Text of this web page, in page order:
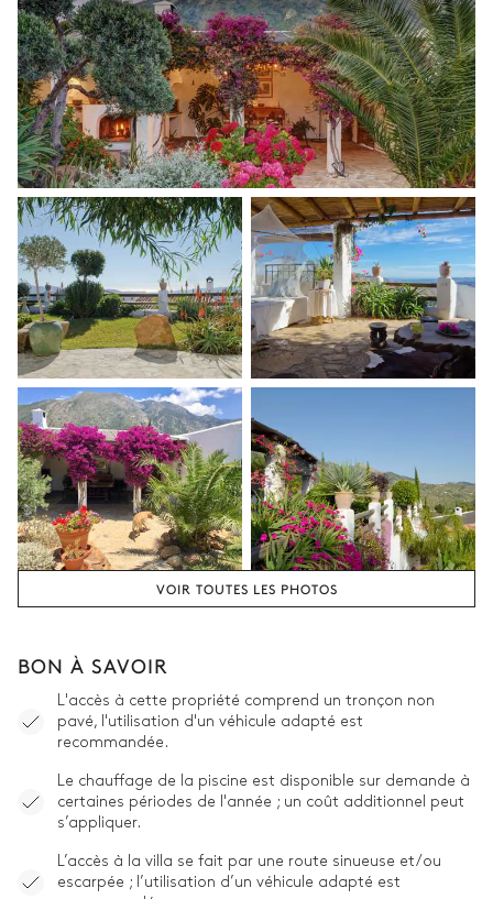
VOIR TOUTES LES PHOTOS
BON À SAVOIR
L'accès à cette propriété comprend un tronçon non
pavé, l'utilisation d'un véhicule adapté est
recommandée.
Le chauffage de la piscine est disponible sur demande à
certaines périodes de l'année ; un coût additionnel peut
s’appliquer.
L’accès à la villa se fait par une route sinueuse et/ou
escarpée ; l’utilisation d’un véhicule adapté est